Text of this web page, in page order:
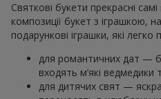
Святкові букети прекрасні
композиції букет з іграшкою,
подарункові іграшки, які
для романтичних дат —
входять м’які ведмедики
для дитячих свят —